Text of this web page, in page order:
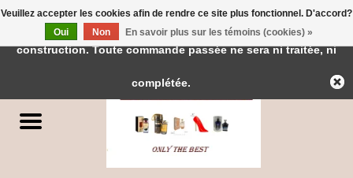
Parfums
Veuillez accepter les cookies afin de rendre ce site plus fonctionnel. D'accord?
Oui
Non En savoir plus sur les témoins (cookies) »
← Retour à l'interface d'administrationCette boutique est en
construction. Toute commande passée ne sera ni traitée, ni
complétée.